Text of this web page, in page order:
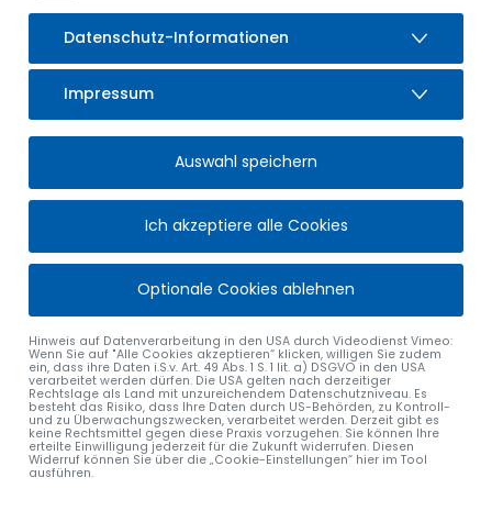
GEWERBE UND WIRTSCHAFT
im Markt Sulzberg
Der Markt Sulzberg hat sich in den vergangenen Jahren zu
einem lebendigen und attraktiven Wirtschaftsstandort im
unterschiedlichster Art kennzeichnen das Angebot. Der
größte Anteil von Gewerbeansiedlungen befindet sich im
Gewerbepark Sulzberg See sowie im Gewerbegebiet
Martinszeller Straße. Zahlreiche Handwerks-,
Dienstleistungs-, Industrie- und Gewerbebetriebe aus den
unterschiedlichsten Branchen haben sich hier angesiedelt
und modernste Arbeitsplätze geschaffen.
Die direkte Lage an der A980 stellt eine optimale
Datenschutz-Informationen
Impressum
Auswahl speichern
Ich akzeptiere alle Cookies
Optionale Cookies ablehnen
Hinweis auf Datenverarbeitung in den USA durch Videodienst Vimeo:
Wenn Sie auf "Alle Cookies akzeptieren“ klicken, willigen Sie zudem
ein, dass ihre Daten i.S.v. Art. 49 Abs. 1 S. 1 lit. a) DSGVO in den USA
verarbeitet werden dürfen. Die USA gelten nach derzeitiger
Rechtslage als Land mit unzureichendem Datenschutzniveau. Es
besteht das Risiko, dass Ihre Daten durch US-Behörden, zu Kontroll-
und zu Überwachungszwecken, verarbeitet werden. Derzeit gibt es
keine Rechtsmittel gegen diese Praxis vorzugehen. Sie können Ihre
erteilte Einwilligung jederzeit für die Zukunft widerrufen. Diesen
Widerruf können Sie über die „Cookie-Einstellungen“ hier im Tool
ausführen.